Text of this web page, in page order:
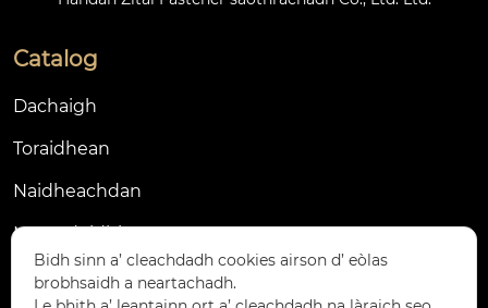
Catalog
Dachaigh
Toraidhean
Naidheachdan
Mu ar deidhinn
Cuir fios thugainn
Bidh sinn a’ cleachdadh cookies airson d’ eòlas
brobhsaidh a neartachadh.